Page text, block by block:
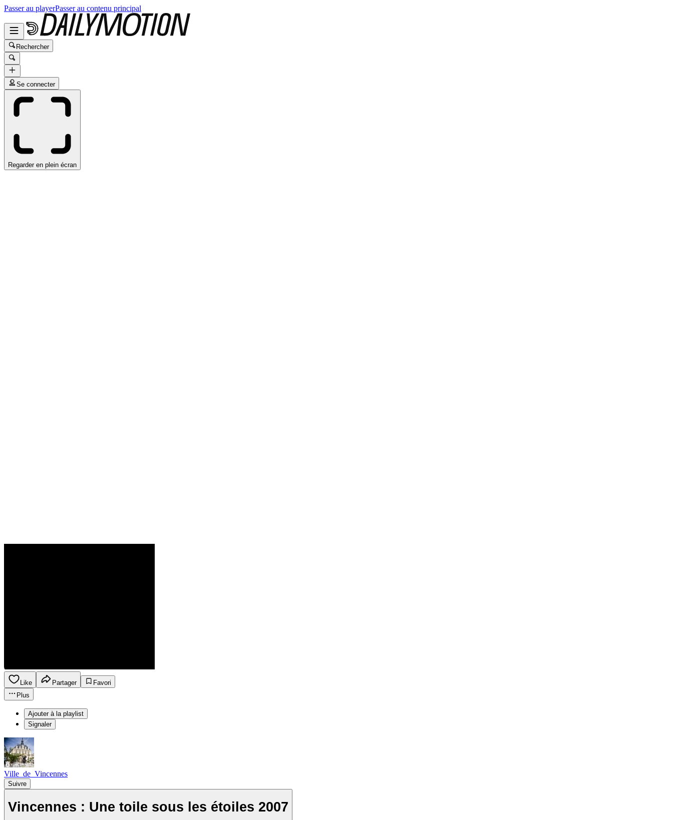
Passer au playerPasser au contenu principal
Rechercher
Se connecter
Regarder en plein écran
Like Partager
Favori
Plus
Ajouter à la playlist
Signaler
Ville_de_Vincennes
Suivre
Vincennes : Une toile sous les étoiles 2007